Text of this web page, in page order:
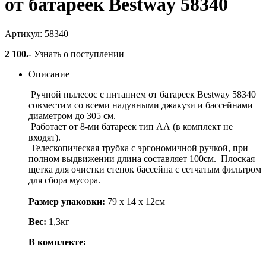
от батареек Bestway 58340
Артикул: 58340
2 100.- Узнать о поступлении
Описание
Ручной пылесос с питанием от батареек Bestway 58340
совместим со всеми надувными джакузи и бассейнами
диаметром до 305 см.
Работает от 8-ми батареек тип АА (в комплект не
входят).
Телескопическая трубка с эргономичной ручкой, при
полном выдвижении длина составляет 100см. Плоская
щетка для очистки стенок бассейна с сетчатым фильтром
для сбора мусора.
Размер упаковки: 79 х 14 х 12см
Вес: 1,3кг
В комплекте: